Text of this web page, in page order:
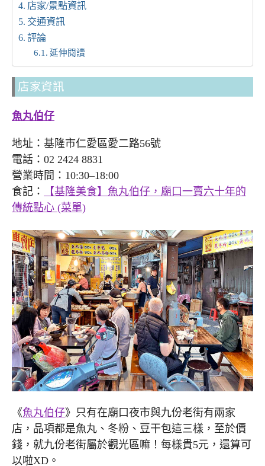
店家/景點資訊
交通資訊
評論
延伸閱讀
店家資訊
魚丸伯仔
地址：基隆市仁愛區愛二路56號
電話：02 2424 8831
營業時間：10:30–18:00
食記：
【基隆美食】魚丸伯仔，廟口一賣六十年的
傳統點心 (菜單)
《魚丸伯仔》只有在廟口夜市與九份老街有兩家
店，品項都是魚丸、冬粉、豆干包這三樣，至於價
錢，就九份老街屬於觀光區嘛！每樣貴5元，還算可
以啦XD。